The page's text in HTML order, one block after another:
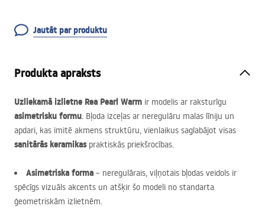
Jautāt par produktu
Produkta apraksts
Uzliekamā izlietne Rea Pearl Warm ir modelis ar raksturīgu
asimetrisku formu. Bļoda izceļas ar neregulāru malas līniju un
apdari, kas imitē akmens struktūru, vienlaikus saglabājot visas
sanitārās keramikaspraktiskās priekšrocības.
Asimetriska forma – neregulārais, viļņotais bļodas veidols ir
spēcīgs vizuāls akcents un atšķir šo modeli no standarta
ģeometriskām izlietnēm.